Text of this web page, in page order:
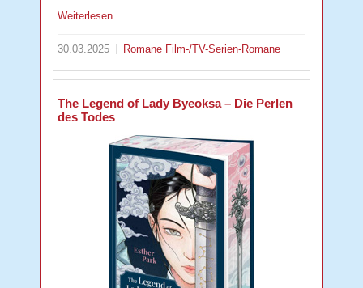
Weiterlesen
30.03.2025 Romane Film-/TV-Serien-Romane
The Legend of Lady Byeoksa – Die Perlen
des Todes